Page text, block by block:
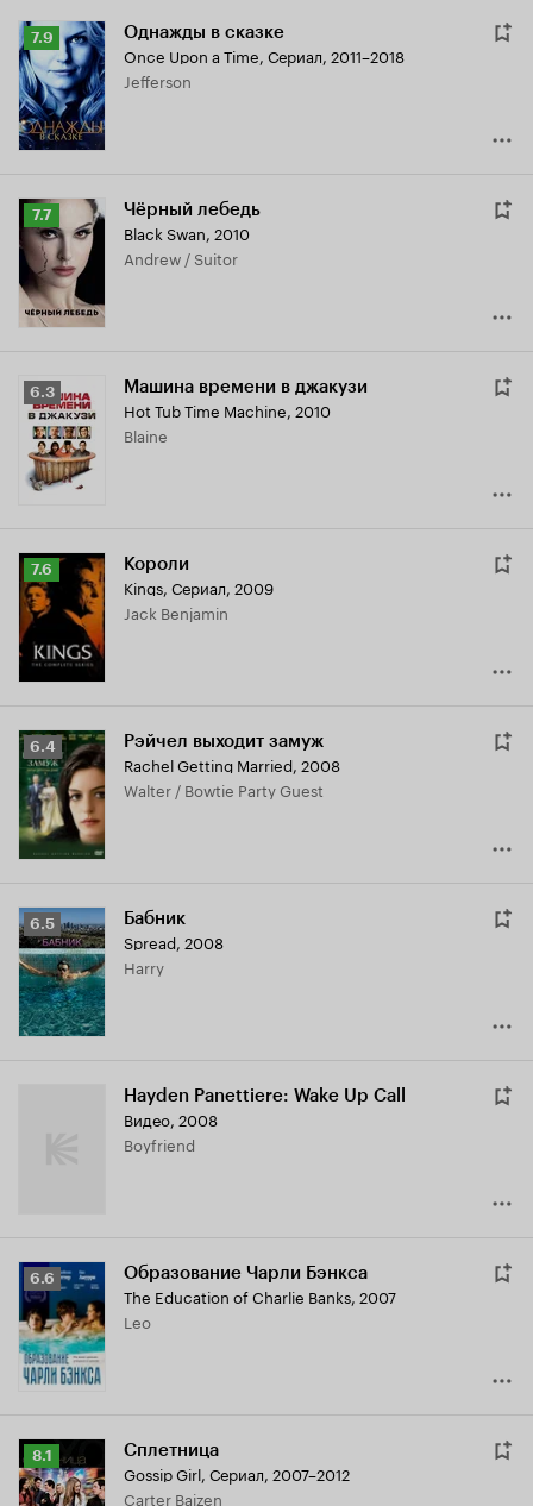
Рейтинг
Кинопоиска
7.9
7.9 Однажды в сказке
Once Upon a Time, Сериал, 2011–2018
Jefferson
Рейтинг
Кинопоиска
7.7
7.7 Чёрный лебедь
Black Swan, 2010
Andrew / Suitor
Рейтинг
Кинопоиска
6.3
6.3 Машина времени в джакузи
Hot Tub Time Machine, 2010
Blaine
Рейтинг
Кинопоиска
7.6
7.6 Короли
Kings, Сериал, 2009
Jack Benjamin
Рейтинг
Кинопоиска
6.4
6.4 Рэйчел выходит замуж
Rachel Getting Married, 2008
Walter / Bowtie Party Guest
Рейтинг
Кинопоиска
6.5
6.5 Бабник
Spread, 2008
Harry
Hayden Panettiere: Wake Up Call
Видео, 2008
Boyfriend
Рейтинг
Кинопоиска
6.6
6.6 Образование Чарли Бэнкса
The Education of Charlie Banks, 2007
Leo
Рейтинг
Кинопоиска
8.1
8.1 Сплетница
Gossip Girl, Сериал, 2007–2012
Carter Baizen